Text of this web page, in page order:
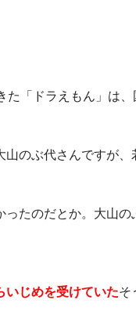
「ドラえもん」は
のぶ代さんですが
たのだとか。大山の
いじめを受けていたそ